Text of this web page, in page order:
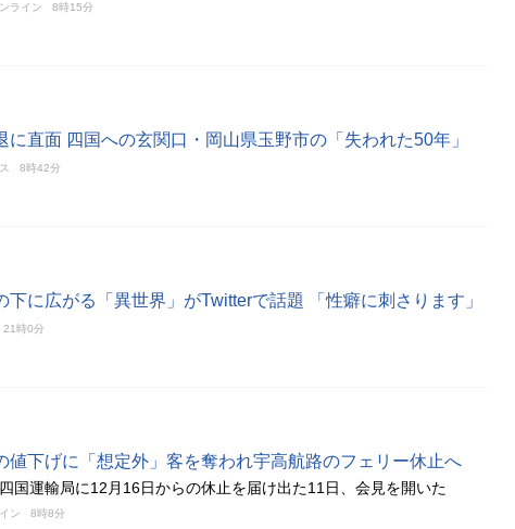
ライン 8時15分
に直面 四国への玄関口・岡山県玉野市の「失われた50年」
8時42分
下に広がる「異世界」がTwitterで話題 「性癖に刺さります」
21時0分
値下げに「想定外」客を奪われ宇高航路のフェリー休止へ
国運輸局に12月16日からの休止を届け出た11日、会見を開いた
ン 8時8分